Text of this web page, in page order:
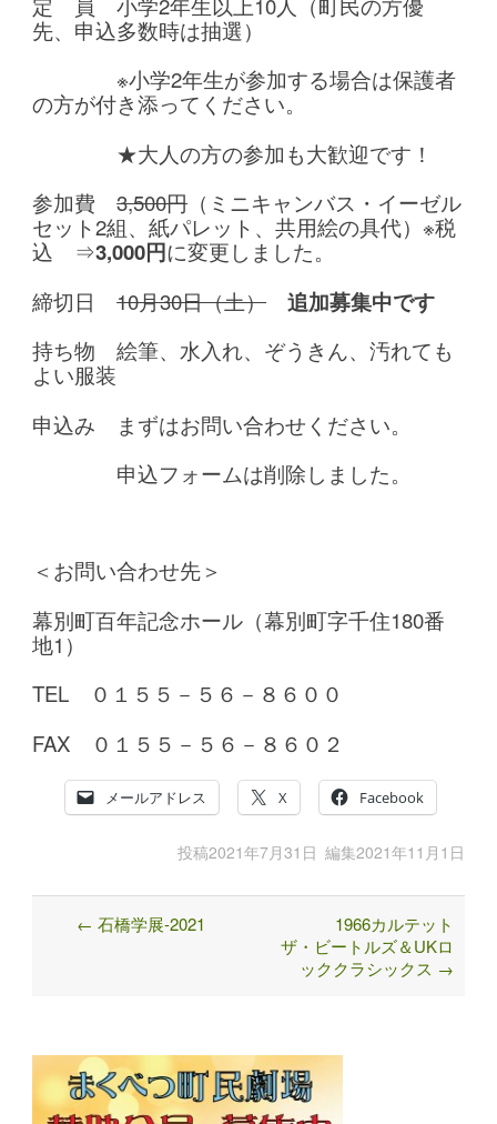
先、申込多数時は抽選）
※小学2年生が参加する場合は保護者
の方が付き添ってください。
★大人の方の参加も大歓迎です！
参加費3,500円 （ミニキャンバス・イーゼル
セット2組、紙パレット、共用絵の具代）※税
込 ⇒3,000円に変更しました。
締切日10月30日（土） 追加募集中です
持ち物 絵筆、水入れ、ぞうきん、汚れても
よい服装
申込み まずはお問い合わせください。
申込フォームは削除しました。
＜お問い合わせ先＞
幕別町百年記念ホール（幕別町字千住180番
地1）
TEL ０１５５－５６－８６００
FAX ０１５５－５６－８６０２
メールアドレス X Facebook
投稿2021年7月31日 編集2021年11月1日
Post
← 石橋学展-2021
1966カルテット
ザ・ビートルズ＆UKロ
ッククラシックス →